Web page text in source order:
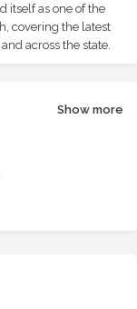
itself as one of the
covering the latest
across the state.
Show more